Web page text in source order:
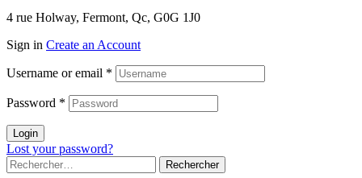
4 rue Holway, Fermont, Qc, G0G 1J0
Sign in Create an Account
Username or email *
Password *
Login
Lost your password?
Rechercher :